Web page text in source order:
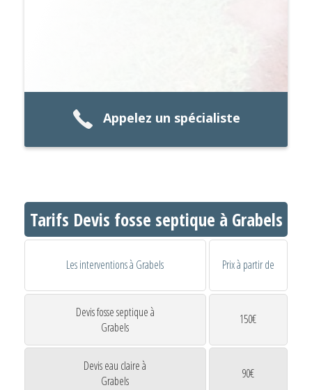
Appelez un spécialiste
Tarifs Devis fosse septique à Grabels
Les interventions à Grabels Prix à partir de
Devis fosse septique à
Grabels
150€
Devis eau claire à
Grabels
90€